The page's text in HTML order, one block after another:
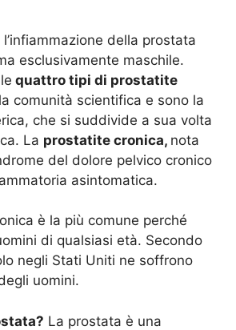
l’infiammazione della prostata
esclusivamente maschile.
quattro tipi di prostatite
comunità scientifica e sono la
che si suddivide a sua volta
La prostatite cronica, nota
del dolore pelvico cronico
asintomatica.
è la più comune perché
di qualsiasi età. Secondo
negli Stati Uniti ne soffrono
uomini.
La prostata è una